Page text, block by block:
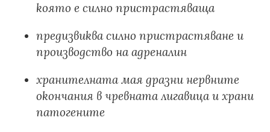
която е силно пристрастяваща
предизвиква силно пристрастяване и
производство на адреналин
хранителната мая дразни нервните
окончания в чревната лигавица и храни
патогените